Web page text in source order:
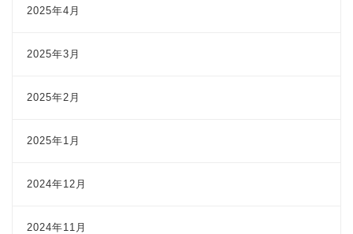
2025年4月
2025年3月
2025年2月
2025年1月
2024年12月
2024年11月